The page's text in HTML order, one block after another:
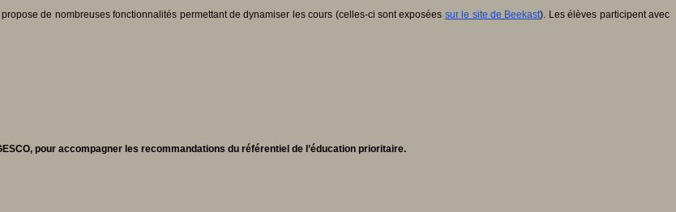
de nombreuses fonctionnalités permettant de dynamiser les cours (celles-ci sont exposées sur le site de Beekast). Les élèves participent avec
pour accompagner les recommandations du référentiel de l’éducation prioritaire.